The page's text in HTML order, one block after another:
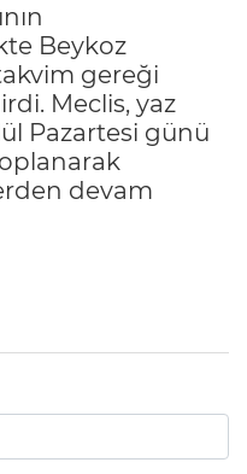
Beykoz
gereği
Meclis, yaz
Pazartesi günü
devam